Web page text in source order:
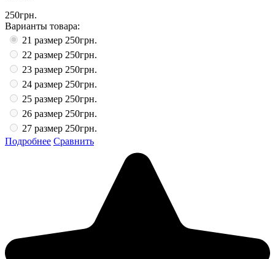
250грн.
Варианты товара:
21 размер 250грн.
22 размер 250грн.
23 размер 250грн.
24 размер 250грн.
25 размер 250грн.
26 размер 250грн.
27 размер 250грн.
Подробнее Сравнить